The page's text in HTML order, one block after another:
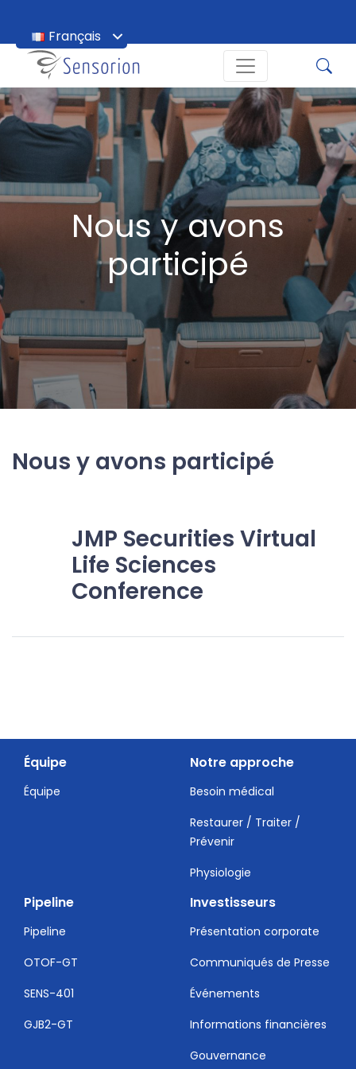
Français
English
Nous y avons
participé
Nous y avons participé
JMP Securities Virtual
Life Sciences
Conference
Équipe
Équipe
Notre approche
Besoin médical
Restaurer / Traiter /
Prévenir
Physiologie
Pipeline
Pipeline
OTOF-GT
SENS-401
GJB2-GT
Investisseurs
Présentation corporate
Communiqués de Presse
Événements
Informations financières
Gouvernance